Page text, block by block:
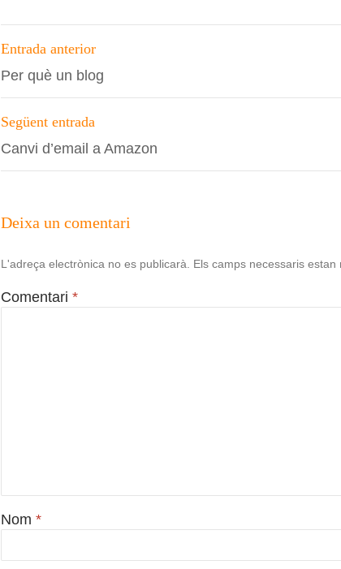
Navegació
per
les
entrades
Entrada anterior
Per què un blog
Següent entrada
Canvi d’email a Amazon
Deixa un comentari
L'adreça electrònica no es publicarà. Els camps necessaris estan
Comentari *
Nom *